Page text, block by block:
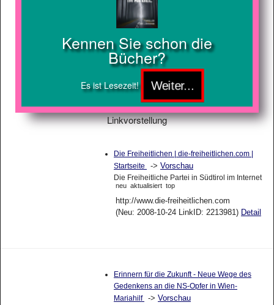
Kennen Sie schon die
Bücher?
Es ist Lesezeit!
Linkvorstellung
Die Freiheitlichen | die-freiheitlichen.com |
Startseite
-> Vorschau
Die Freiheitliche Partei in Südtirol im Internet
neu aktualisiert top
http://www.die-freiheitlichen.com
(Neu: 2008-10-24 LinkID: 2213981) Detail
Erinnern für die Zukunft - Neue Wege des
Gedenkens an die NS-Opfer in Wien-
Mariahilf -> Vorschau